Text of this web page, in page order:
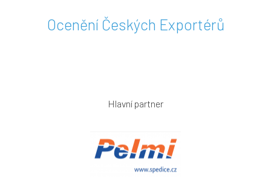
Ocenění Českých Exportérů
Hlavní partner